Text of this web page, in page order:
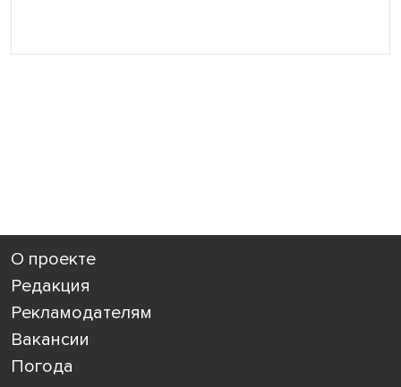
О проекте
Редакция
Рекламодателям
Вакансии
Погода